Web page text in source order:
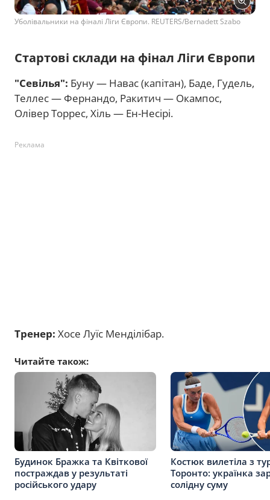
Уболівальники на фіналі Ліги Європи. REUTERS/Bernadett Szabo
Стартові склади на фінал Ліги Європи
"Севілья": Буну — Навас (капітан), Баде, Гудель,
Теллес — Фернандо, Ракитич — Окампос,
Олівер Торрес, Хіль — Ен-Несірі.
Реклама
Тренер: Хосе Луїс Менділібар.
Читайте також:
Будинок Бражка та Квіткової
постраждав у результаті
російського удару
Костюк вилетіла з
Торонто: українка
солідну суму